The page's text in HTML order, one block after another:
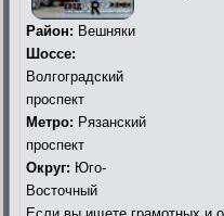
Район: Вешняки
Шоссе:
Волгоградский
проспект
Метро: Рязанский
проспект
Округ: Юго-
Восточный